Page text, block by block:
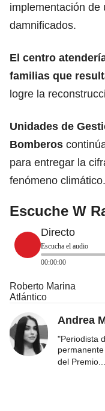
implementación de
damnificados.
El centro
familias que
logre la
Unidades de
Bomberos
para entregar la
fenómeno climático.
Escuche W
Directo
Escucha el audio
00:00:00
Roberto Marina
Atlántico
Andrea
"Periodista
del Premio